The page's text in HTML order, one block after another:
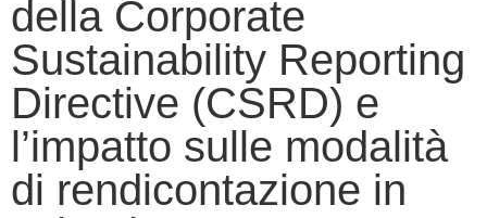
della Corporate
Sustainability Reporting
Directive (CSRD) e
l’impatto sulle modalità
di rendicontazione in